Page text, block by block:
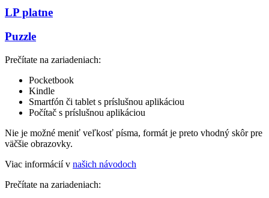
LP platne
Puzzle
Prečítate na zariadeniach:
Pocketbook
Kindle
Smartfón či tablet s príslušnou aplikáciou
Počítač s príslušnou aplikáciou
Nie je možné meniť veľkosť písma, formát je preto vhodný skôr pre
väčšie obrazovky.
Viac informácií v našich návodoch
Prečítate na zariadeniach: